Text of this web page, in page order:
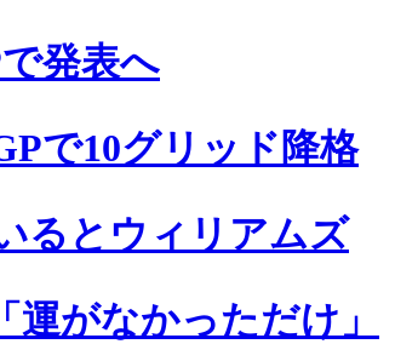
発表へ
で10グリッド降格
るとウィリアムズ
がなかっただけ」